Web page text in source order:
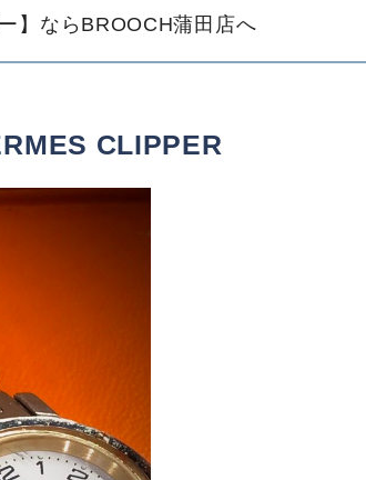
】ならBROOCH蒲田店へ
CLIPPER